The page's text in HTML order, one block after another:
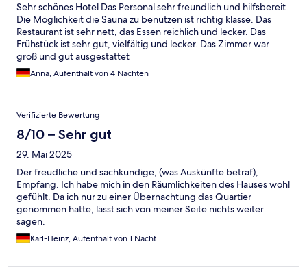
Sehr schönes Hotel Das Personal sehr freundlich und hilfsbereit
Die Möglichkeit die Sauna zu benutzen ist richtig klasse. Das
Restaurant ist sehr nett, das Essen reichlich und lecker. Das
Frühstück ist sehr gut, vielfältig und lecker. Das Zimmer war
groß und gut ausgestattet
Anna, Aufenthalt von 4 Nächten
Verifizierte Bewertung
8/10 – Sehr gut
29. Mai 2025
Der freudliche und sachkundige, (was Auskünfte betraf),
Empfang. Ich habe mich in den Räumlichkeiten des Hauses wohl
gefühlt. Da ich nur zu einer Übernachtung das Quartier
genommen hatte, lässt sich von meiner Seite nichts weiter
sagen.
Karl-Heinz, Aufenthalt von 1 Nacht